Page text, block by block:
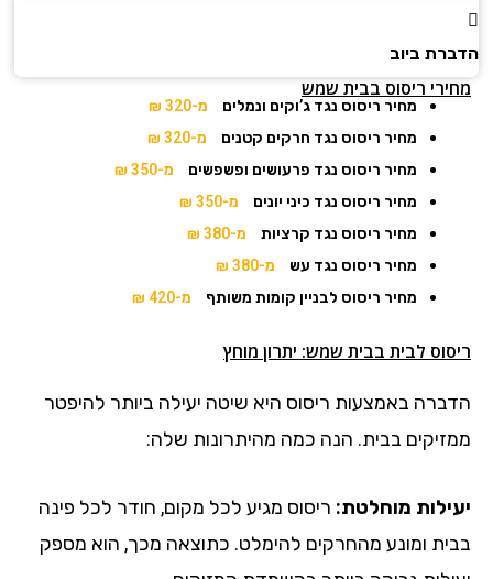
הדברת ביוב
מחירי ריסוס בבית שמש
מחיר ריסוס נגד ג’וקים ונמלים
מ-320 ₪
מחיר ריסוס נגד חרקים קטנים
מ-320 ₪
מחיר ריסוס נגד פרעושים ופשפשים
מ-350 ₪
מחיר ריסוס נגד כיני יונים
מ-350 ₪
מחיר ריסוס נגד קרציות
מ-380 ₪
מחיר ריסוס נגד עש
מ-380 ₪
מחיר ריסוס לבניין קומות משותף
מ-420 ₪
ריסוס לבית בבית שמש: יתרון מוחץ
הדברה באמצעות ריסוס היא שיטה יעילה ביותר להיפטר
ממזיקים בבית. הנה כמה מהיתרונות שלה:
יעילות מוחלטת: ריסוס מגיע לכל מקום, חודר לכל פינה
בבית ומונע מהחרקים להימלט. כתוצאה מכך, הוא מספק